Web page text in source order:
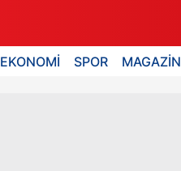
EKONOMİ SPOR MAGAZİN